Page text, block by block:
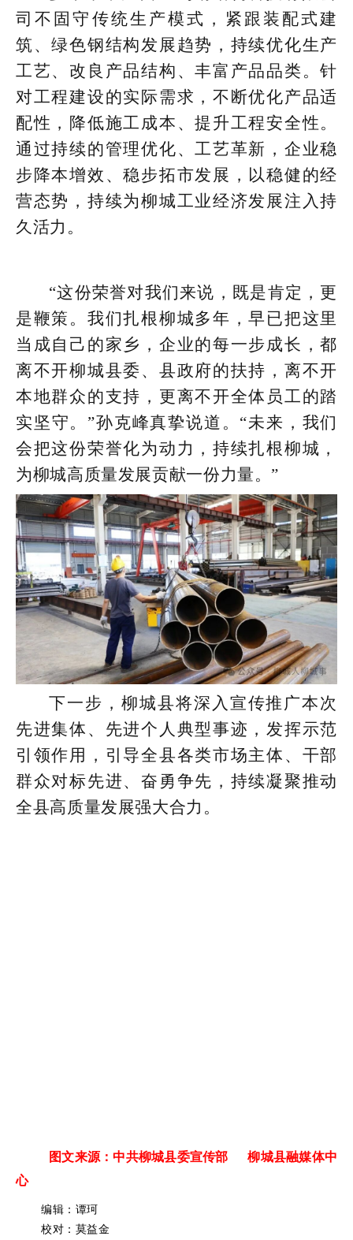
司不固守传统生产模式，紧跟装配式建
筑、绿色钢结构发展趋势，持续优化生产
工艺、改良产品结构、丰富产品品类。针
对工程建设的实际需求，不断优化产品适
配性，降低施工成本、提升工程安全性。
通过持续的管理优化、工艺革新，企业稳
步降本增效、稳步拓市发展，以稳健的经
营态势，持续为柳城工业经济发展注入持
久活力。
“这份荣誉对我们来说，既是肯定，更
是鞭策。我们扎根柳城多年，早已把这里
当成自己的家乡，企业的每一步成长，都
离不开柳城县委、县政府的扶持，离不开
本地群众的支持，更离不开全体员工的踏
实坚守。”孙克峰真挚说道。“未来，我们
会把这份荣誉化为动力，持续扎根柳城，
为柳城高质量发展贡献一份力量。”
下一步，柳城县将深入宣传推广本次
先进集体、先进个人典型事迹，发挥示范
引领作用，引导全县各类市场主体、干部
群众对标先进、奋勇争先，持续凝聚推动
全县高质量发展强大合力。
图文来源：中共柳城县委宣传部 柳城县融媒体中
心
编辑：谭珂
校对：莫益金